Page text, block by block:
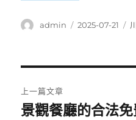
作
admin
發
2025-07-21
章
上一篇文章
上
景觀餐廳的合法